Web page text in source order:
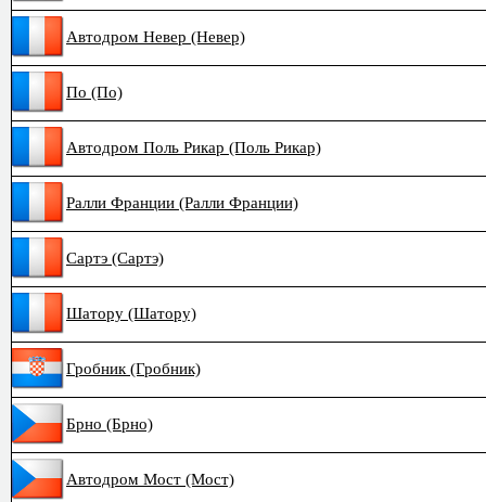
Автодром Невер (Невер)
По (По)
Автодром Поль Рикар (Поль Рикар)
Ралли Франции (Ралли Франции)
Сартэ (Сартэ)
Шатору (Шатору)
Гробник (Гробник)
Брно (Брно)
Автодром Мост (Мост)